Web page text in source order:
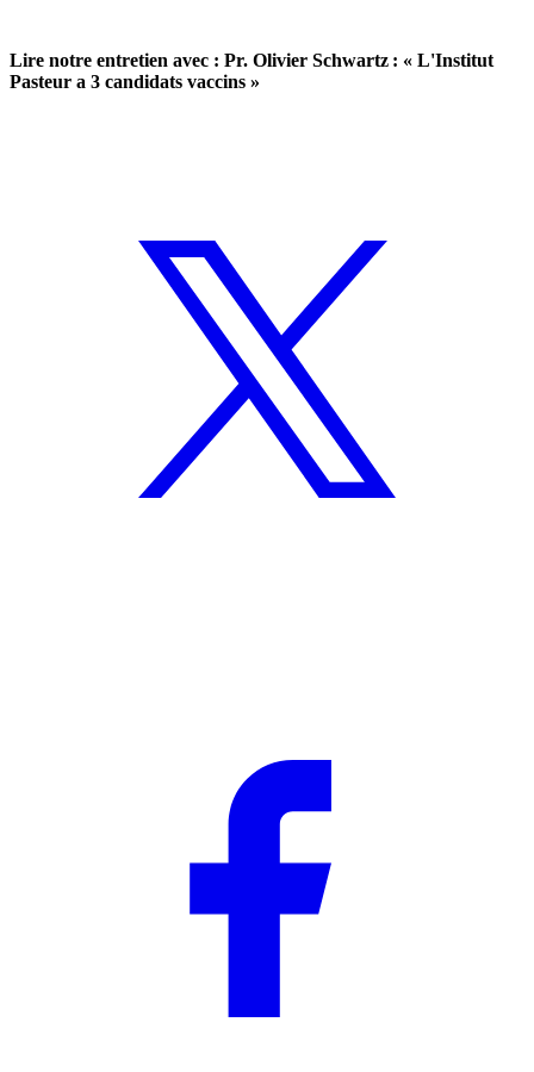
Lire notre entretien avec : Pr. Olivier Schwartz : « L'Institut
Pasteur a 3 candidats vaccins »